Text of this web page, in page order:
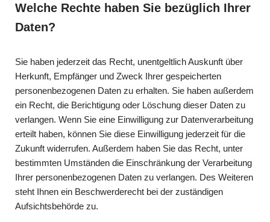
Welche Rechte haben Sie bezüglich Ihrer
Daten?
Sie haben jederzeit das Recht, unentgeltlich Auskunft über
Herkunft, Empfänger und Zweck Ihrer gespeicherten
personenbezogenen Daten zu erhalten. Sie haben außerdem
ein Recht, die Berichtigung oder Löschung dieser Daten zu
verlangen. Wenn Sie eine Einwilligung zur Datenverarbeitung
erteilt haben, können Sie diese Einwilligung jederzeit für die
Zukunft widerrufen. Außerdem haben Sie das Recht, unter
bestimmten Umständen die Einschränkung der Verarbeitung
Ihrer personenbezogenen Daten zu verlangen. Des Weiteren
steht Ihnen ein Beschwerderecht bei der zuständigen
Aufsichtsbehörde zu.